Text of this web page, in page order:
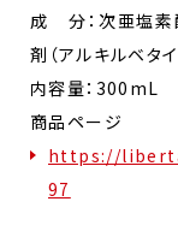
成 分：次亜塩素
剤（アルキルベタイ
内容量：300mL
商品ページ
https://
97